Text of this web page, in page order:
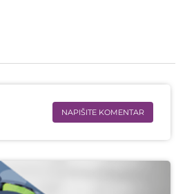
NAPIŠITE KOMENTAR